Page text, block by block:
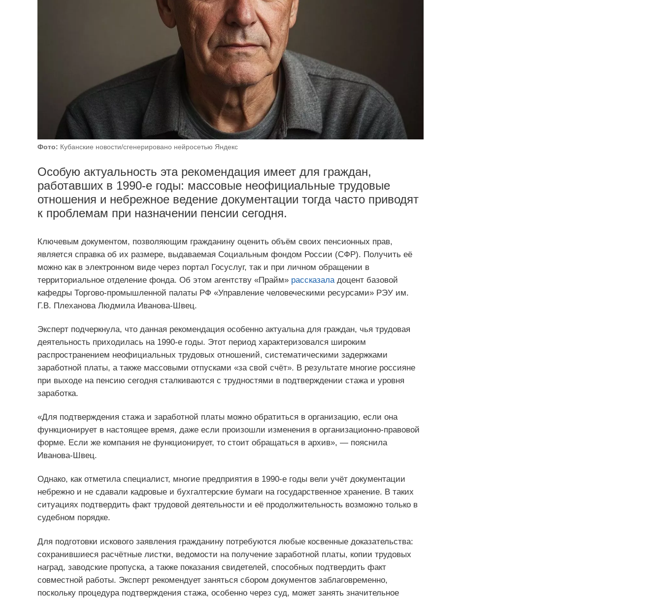
Фото: Кубанские новости/сгенерировано нейросетью Яндекс
Особую актуальность эта рекомендация имеет для граждан,
работавших в 1990-е годы: массовые неофициальные трудовые
отношения и небрежное ведение документации тогда часто приводят
к проблемам при назначении пенсии сегодня.
Ключевым документом, позволяющим гражданину оценить объём своих пенсионных прав,
является справка об их размере, выдаваемая Социальным фондом России (СФР). Получить её
можно как в электронном виде через портал Госуслуг, так и при личном обращении в
территориальное отделение фонда. Об этом агентству «Прайм» рассказаладоцент базовой
кафедры Торгово-промышленной палаты РФ «Управление человеческими ресурсами» РЭУ им.
Г.В. Плеханова Людмила Иванова-Швец.
Эксперт подчеркнула, что данная рекомендация особенно актуальна для граждан, чья трудовая
деятельность приходилась на 1990-е годы. Этот период характеризовался широким
распространением неофициальных трудовых отношений, систематическими задержками
заработной платы, а также массовыми отпусками «за свой счёт». В результате многие россияне
при выходе на пенсию сегодня сталкиваются с трудностями в подтверждении стажа и уровня
заработка.
«Для подтверждения стажа и заработной платы можно обратиться в организацию, если она
функционирует в настоящее время, даже если произошли изменения в организационно-правовой
форме. Если же компания не функционирует, то стоит обращаться в архив», — пояснила
Иванова-Швец.
Однако, как отметила специалист, многие предприятия в 1990-е годы вели учёт документации
небрежно и не сдавали кадровые и бухгалтерские бумаги на государственное хранение. В таких
ситуациях подтвердить факт трудовой деятельности и её продолжительность возможно только в
судебном порядке.
Для подготовки искового заявления гражданину потребуются любые косвенные доказательства:
сохранившиеся расчётные листки, ведомости на получение заработной платы, копии трудовых
наград, заводские пропуска, а также показания свидетелей, способных подтвердить факт
совместной работы. Эксперт рекомендует заняться сбором документов заблаговременно,
поскольку процедура подтверждения стажа, особенно через суд, может занять значительное